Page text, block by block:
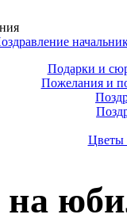
Подарки и
Пожелания и
Цветы
на